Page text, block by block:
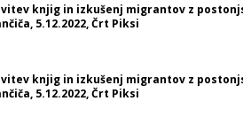
knjig in izkušenj migrantov z
5.12.2022, Črt Piksi
knjig in izkušenj migrantov z
5.12.2022, Črt Piksi